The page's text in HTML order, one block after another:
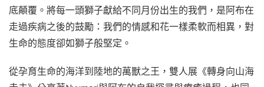
底顛覆。將每一頭獅子獻給不同月份出生的我們，是阿布在
走過疾病之後的鼓勵：我們的情感和花一樣柔軟而相異，對
生命的態度卻如獅子般堅定。
從孕育生命的海洋到陸地的萬獸之王，雙人展《轉身向山海